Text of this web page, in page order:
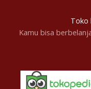
Toko
Kamu bisa